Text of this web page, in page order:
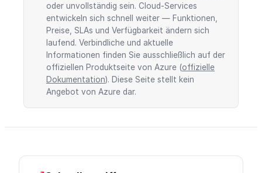
oder unvollständig sein. Cloud-Services
entwickeln sich schnell weiter — Funktionen,
Preise, SLAs und Verfügbarkeit ändern sich
laufend. Verbindliche und aktuelle
Informationen finden Sie ausschließlich auf der
offiziellen Produktseite von Azure (offizielle
Dokumentation). Diese Seite stellt kein
Angebot von Azure dar.